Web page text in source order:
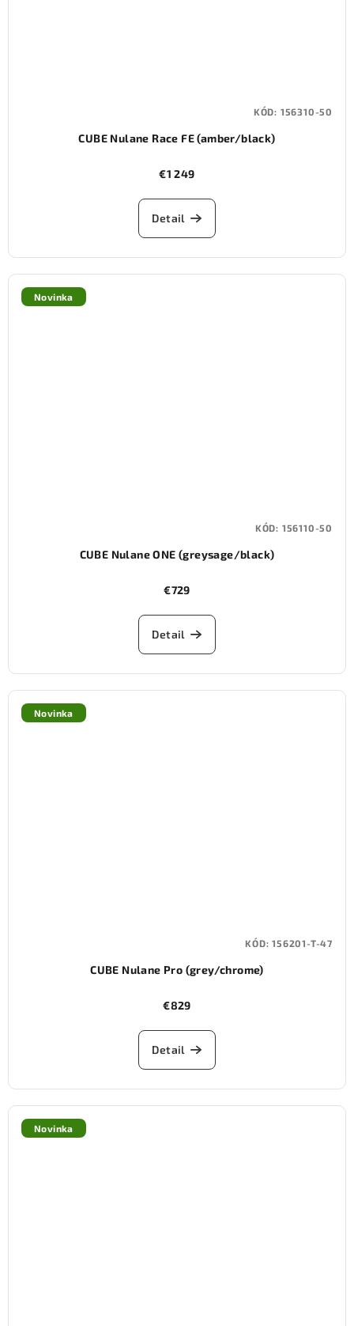
CUBE Nulane Race FE (amber/black)
€1 249
Detail
KÓD: 156310-50
Novinka
CUBE Nulane ONE (greysage/black)
€729
Detail
KÓD: 156110-50
Novinka
CUBE Nulane Pro (grey/chrome)
€829
Detail
KÓD:156201-T-47
Novinka